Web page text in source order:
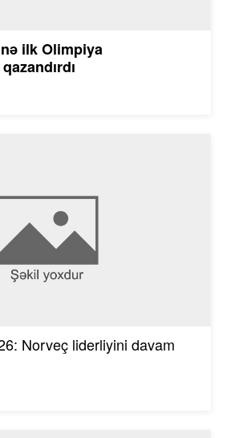
ilk Olimpiya
Norveç liderliyini davam